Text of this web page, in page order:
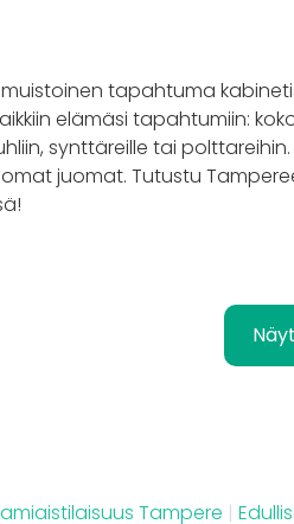
tapahtuma
elämäsi tapahtumiin:
synttäreille tai
juomat. Tutustu
Tampere |